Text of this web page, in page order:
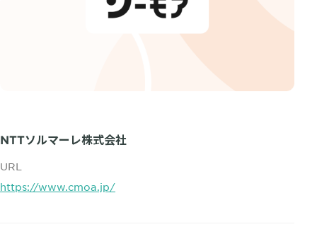
NTTソルマーレ株式会社
URL
https://www.cmoa.jp/